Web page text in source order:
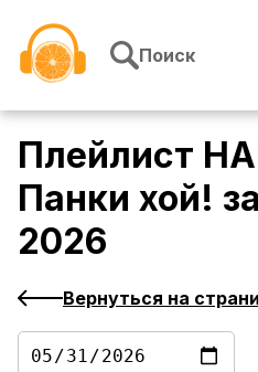
Поиск
Плейлист
Панки хой! за
2026
Вернуться на